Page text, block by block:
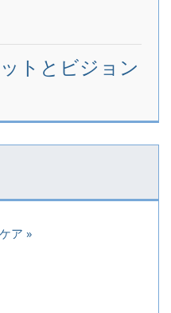
トとビジョン
ア